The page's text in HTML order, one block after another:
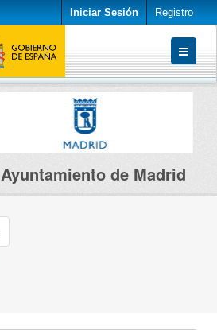
Iniciar Sesión Registro
Ayuntamiento de Madrid